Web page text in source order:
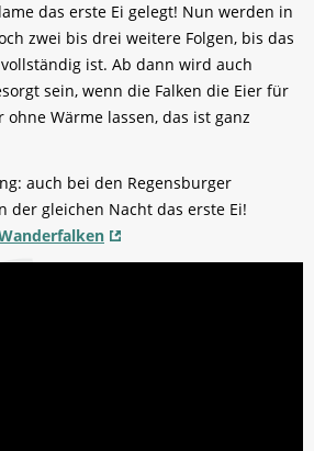
das erste Ei gelegt! Nun werden in
zwei bis drei weitere Folgen, bis das
ist. Ab dann wird auch
sein, wenn die Falken die Eier für
Wärme lassen, das ist ganz
auch bei den Regensburger
der gleichen Nacht das erste Ei!